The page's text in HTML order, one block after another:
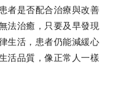
者是否配合治療與改善
法治癒，只要及早發現
生活，患者仍能減緩心
活品質，像正常人一樣